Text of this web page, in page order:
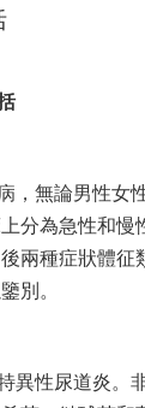
，無論男性女
分為急性和慢
兩種症狀體征
別。
異性尿道炎。